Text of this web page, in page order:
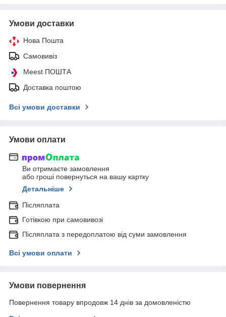
Умови доставки
Нова Пошта
Самовивіз
Meest ПОШТА
Доставка поштою
Всі умови доставки
Умови оплати
Ви отримаєте замовлення
або гроші повернуться на вашу картку
Детальніше
Післяплата
Готівкою при самовивозі
Післяплата з передоплатою від суми замовлення
Всі умови оплати
Умови повернення
Повернення товару впродовж 14 днів за домовленістю